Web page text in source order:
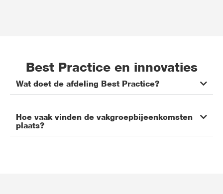
Best Practice en innovaties
Wat doet de afdeling Best Practice?
Hoe vaak vinden de vakgroepbijeenkomsten
plaats?